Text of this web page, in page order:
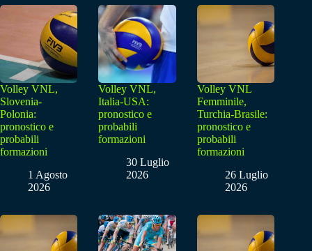
Volley VNL,
Slovenia-
Polonia:
pronostico e
probabili
formazioni
1 Agosto
2026
Volley VNL,
Italia-USA:
pronostico e
probabili
formazioni
30 Luglio
2026
Volley VNL
Femminile,
Turchia-Brasile:
pronostico e
probabili
formazioni
26 Luglio
2026